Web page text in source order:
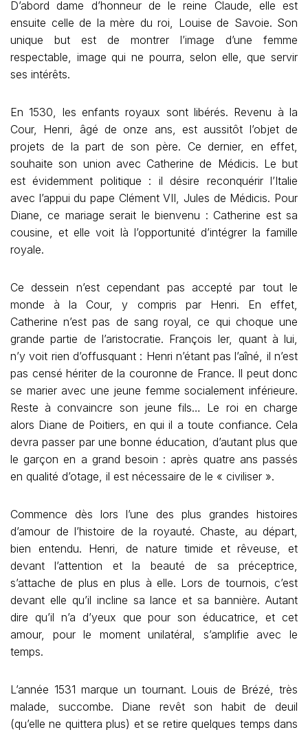
D’abord dame d’honneur de le reine Claude, elle est
ensuite celle de la mère du roi, Louise de Savoie. Son
unique but est de montrer l’image d’une femme
respectable, image qui ne pourra, selon elle, que servir
ses intérêts.
En 1530, les enfants royaux sont libérés. Revenu à la
Cour, Henri, âgé de onze ans, est aussitôt l’objet de
projets de la part de son père. Ce dernier, en effet,
souhaite son union avec Catherine de Médicis. Le but
est évidemment politique : il désire reconquérir l’Italie
avec l’appui du pape Clément VII, Jules de Médicis. Pour
Diane, ce mariage serait le bienvenu : Catherine est sa
cousine, et elle voit là l’opportunité d’intégrer la famille
royale.
Ce dessein n’est cependant pas accepté par tout le
monde à la Cour, y compris par Henri. En effet,
Catherine n’est pas de sang royal, ce qui choque une
grande partie de l’aristocratie. François Ier, quant à lui,
n’y voit rien d’offusquant : Henri n’étant pas l’aîné, il n’est
pas censé hériter de la couronne de France. Il peut donc
se marier avec une jeune femme socialement inférieure.
Reste à convaincre son jeune fils… Le roi en charge
alors Diane de Poitiers, en qui il a toute confiance. Cela
devra passer par une bonne éducation, d’autant plus que
le garçon en a grand besoin : après quatre ans passés
en qualité d’otage, il est nécessaire de le « civiliser ».
Commence dès lors l’une des plus grandes histoires
d’amour de l’histoire de la royauté. Chaste, au départ,
bien entendu. Henri, de nature timide et rêveuse, et
devant l’attention et la beauté de sa préceptrice,
s’attache de plus en plus à elle. Lors de tournois, c’est
devant elle qu’il incline sa lance et sa bannière. Autant
dire qu’il n’a d’yeux que pour son éducatrice, et cet
amour, pour le moment unilatéral, s’amplifie avec le
temps.
L’année 1531 marque un tournant. Louis de Brézé, très
malade, succombe. Diane revêt son habit de deuil
(qu’elle ne quittera plus) et se retire quelques temps dans